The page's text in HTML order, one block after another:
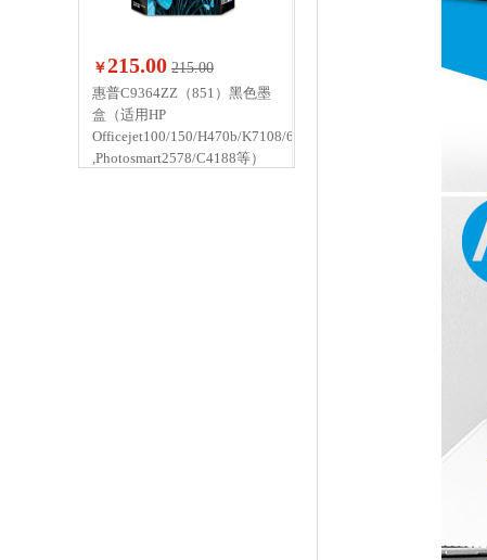
￥215.00 215.00
惠普C9364ZZ（851）黑色墨
盒（适用HP
Officejet100/150/H470b/K7108/6318
,Photosmart2578/C4188等）